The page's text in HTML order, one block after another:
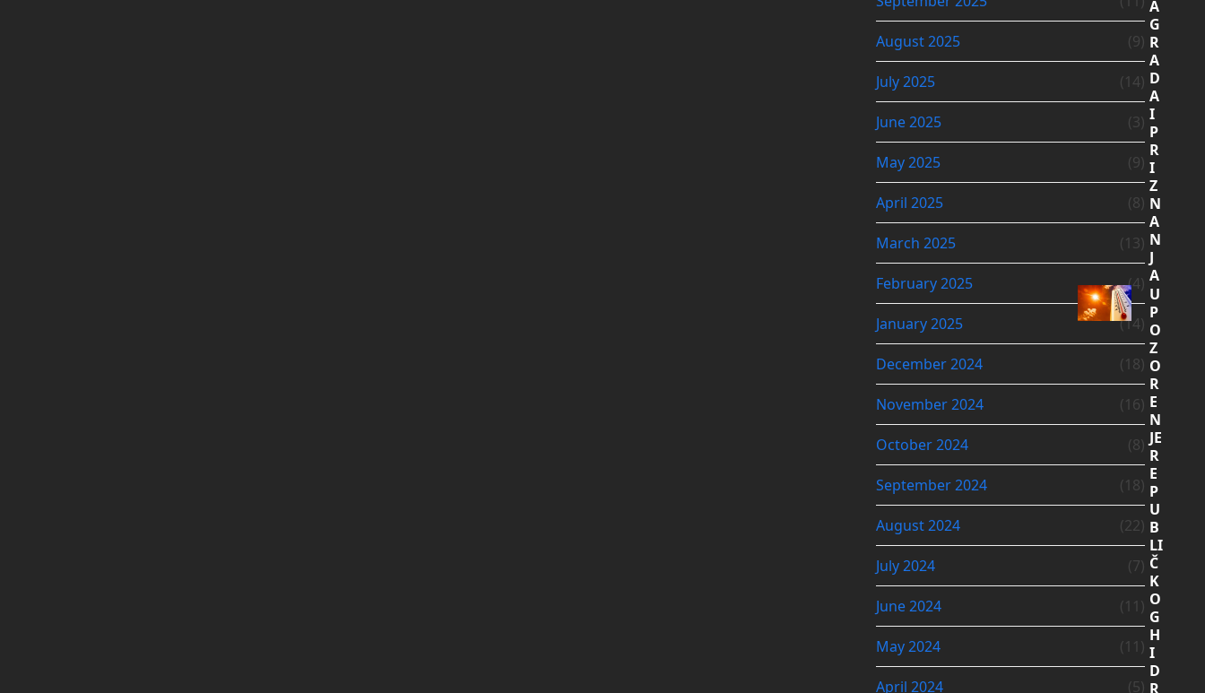
August 2025 (9)
July 2025 (14)
June 2025 (3)
May 2025 (9)
April 2025 (8)
March 2025 (13)
February 2025 (4)
January 2025 (14)
December 2024 (18)
November 2024 (16)
October 2024 (8)
September 2024 (18)
August 2024 (22)
July 2024 (7)
June 2024 (11)
May 2024 (11)
April 2024 (5)
A
G
R
A
D
A
I
P
R
I
Z
N
A
N
J
A
U
P
O
Z
O
R
E
N
JE
R
E
P
U
B
LI
Č
K
O
G
H
I
D
R